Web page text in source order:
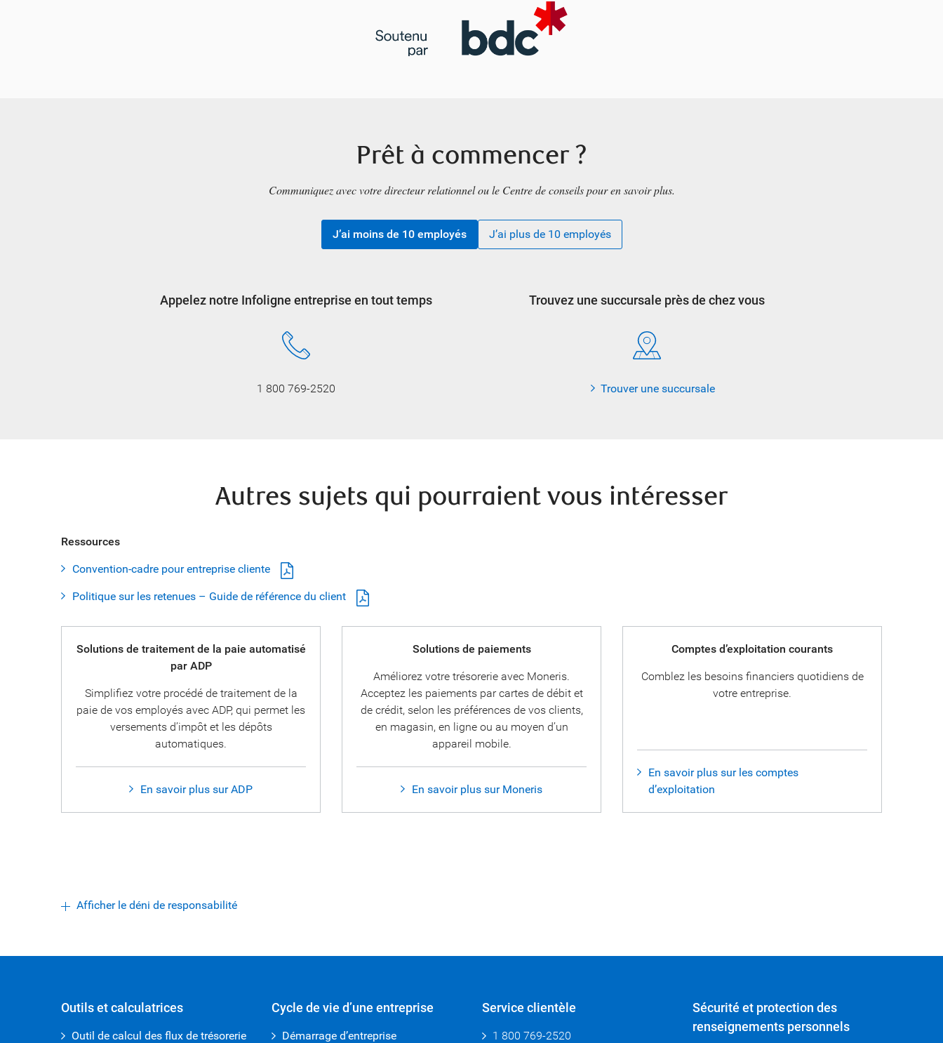
Prêt à commencer ?
Communiquez avec votre directeur relationnel ou le Centre de conseils pour en savoir plus.
J’ai moins de 10 employés J’ai plus de 10 employés
Appelez notre Infoligne entreprise en tout temps
1 800 769-2520
Trouvez une succursale près de chez vous
Trouver une succursale
Autres sujets qui pourraient vous intéresser
Ressources
Convention-cadre pour entreprise cliente
Politique sur les retenues – Guide de référence du client
Solutions de traitement de la paie automatisé
par ADP
Simplifiez votre procédé de traitement de la
paie de vos employés avec ADP, qui permet les
versements d’impôt et les dépôts
automatiques.
En savoir plus sur ADP
Solutions de paiements
Améliorez votre trésorerie avec Moneris.
Acceptez les paiements par cartes de débit et
de crédit, selon les préférences de vos clients,
en magasin, en ligne ou au moyen d’un
appareil mobile.
En savoir plus sur Moneris
Comptes d’exploitation courants
Comblez les besoins financiers quotidiens de
votre entreprise.
En savoir plus sur les comptes
d’exploitation
Afficher le déni de responsabilité
Outils et calculatrices
Outil de calcul des flux de trésorerie
Cycle de vie d’une entreprise
Démarrage d’entreprise
Service clientèle
1 800 769-2520
Sécurité et protection des
renseignements personnels